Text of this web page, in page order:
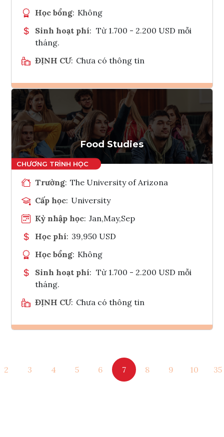
Học bổng: Không
Sinh hoạt phí: Từ 1.700 - 2.200 USD mỗi
tháng.
ĐỊNH CƯ: Chưa có thông tin
Ghi danh
Tham vấn Interlink
Food Studies
Trường: The University of Arizona
Cấp học: University
Kỳ nhập học: Jan,May,Sep
Học phí: 39,950 USD
Học bổng: Không
Sinh hoạt phí: Từ 1.700 - 2.200 USD mỗi
tháng.
ĐỊNH CƯ: Chưa có thông tin
Tham vấn Interlink
2 3 4 5 6 7 8 9 10 35